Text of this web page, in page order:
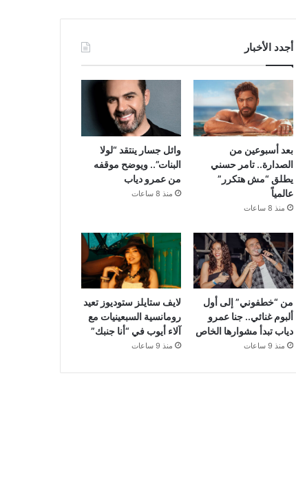
أجدد الأخبار
بعد أسبوعين من
الصدارة.. تامر حسني
يطلق “مش هتكرر”
عالمياً
منذ 8 ساعات
وائل جسار ينتقد “لولا
البنات”.. ويوضح موقفه
من عمرو دياب
منذ 8 ساعات
من “خطفوني” إلى أول
ألبوم غنائي.. جنا عمرو
دياب تبدأ مشوارها الخاص
منذ 9 ساعات
لايف ستايلز ستوديوز تعيد
رومانسية السبعينيات مع
آلاء أيوب في “أنا جنبك”
منذ 9 ساعات